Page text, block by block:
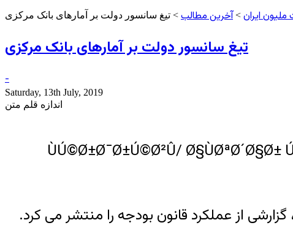
ایران >آخرین مطالب > تیغ سانسور دولت بر آمارهای بانک مرکزی
تیغ سانسور دولت بر آمارهای بانک مرکزی
-
Saturday, 13th July, 2019
اندازه قلم متن
از عملکرد قانون بودجه را منتشر می کرد.